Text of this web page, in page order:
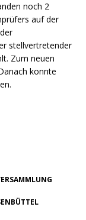
noch 2
auf der
stellvertretender
Zum neuen
konnte